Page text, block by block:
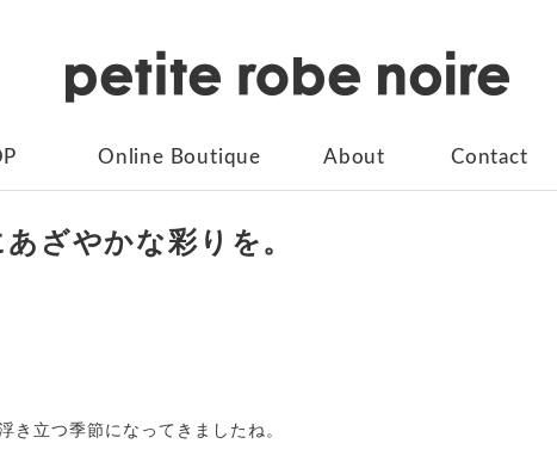
Online Boutique About Contact
ざやかな彩りを。
き立つ季節になってきましたね。